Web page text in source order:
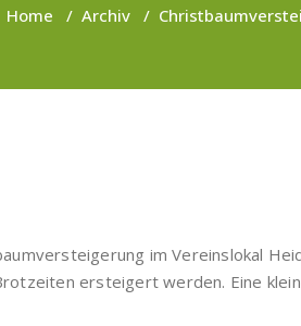
Home / Archiv /
im Vereinslokal
ersteigert werden. Eine